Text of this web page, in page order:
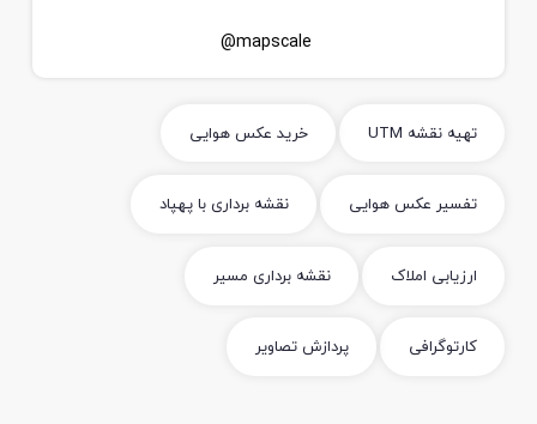
mapscale@
تهیه نقشه UTM خرید عکس هوایی
تفسیر عکس هوایی نقشه برداری با پهپاد
ارزیابی املاک نقشه برداری مسیر
کارتوگرافی پردازش تصاویر